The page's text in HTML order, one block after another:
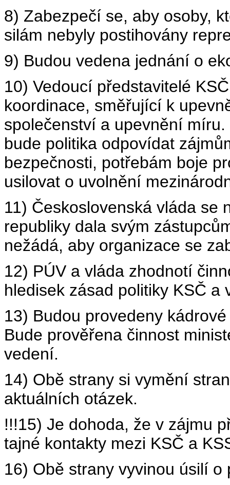
8) Zabezpečí se, aby osoby,
silám nebyly postihovány
9) Budou vedena jednání o
10) Vedoucí představitelé
koordinace, směřující k
společenství a upevnění
bude politika odpovídat
bezpečnosti, potřebám boje
usilovat o uvolnění
11) Československá vláda se
republiky dala svým
nežádá, aby organizace se
12) PÚV a vláda zhodnotí
hledisek zásad politiky KSČ
13) Budou provedeny
Bude prověřena činnost
vedení.
14) Obě strany si vymění
aktuálních otázek.
!!!15) Je dohoda, že v zájmu
tajné kontakty mezi KSČ a
16) Obě strany vyvinou úsilí